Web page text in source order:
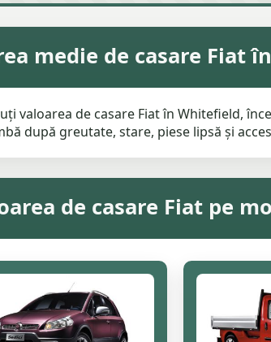
medie de casare Fiat
valoarea de casare Fiat în Whitefield,
după greutate, stare, piese lipsă și
de casare Fiat pe